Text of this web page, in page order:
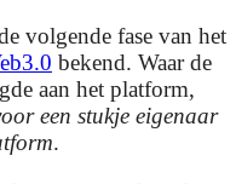
volgende fase van het
bekend. Waar de
aan het platform,
een stukje eigenaar
.